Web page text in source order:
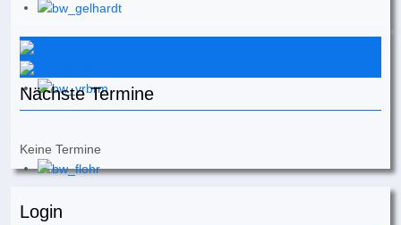
Nächste Termine
Keine Termine
Login